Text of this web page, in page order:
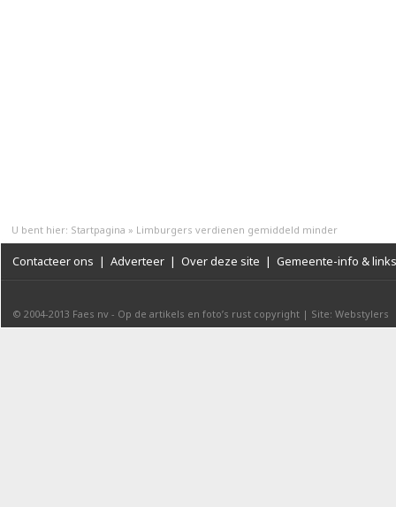
U bent hier: Startpagina » Limburgers verdienen gemiddeld minder
Contacteer ons | Adverteer | Over deze site | Gemeente-info & links
© 2004-2013 Faes nv - Op de artikels en foto’s rust copyright | Site: Webstylers